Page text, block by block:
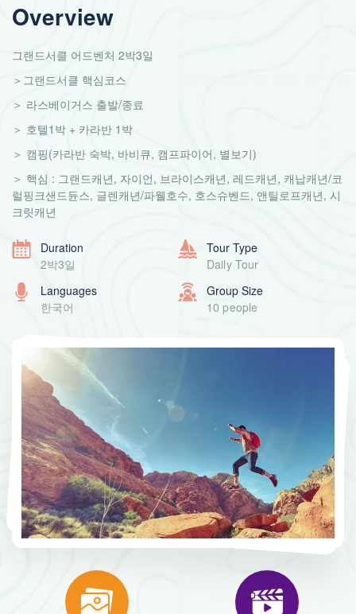
Overview
그랜드서클 어드벤처 2박3일
＞그랜드서클 핵심코스
＞ 라스베이거스 출발/종료
＞ 호텔1박 + 카라반 1박
＞ 캠핑(카라반 숙박, 바비큐, 캠프파이어, 별보기)
＞ 핵심 : 그랜드캐년, 자이언, 브라이스캐년, 레드캐년, 캐납캐년/코
럴핑크샌드듄스, 글렌캐년/파웰호수, 호스슈벤드, 앤틸로프캐년, 시
크릿캐년
Duration
2박3일
Tour Type
Daily Tour
Languages
한국어
Group Size
10 people